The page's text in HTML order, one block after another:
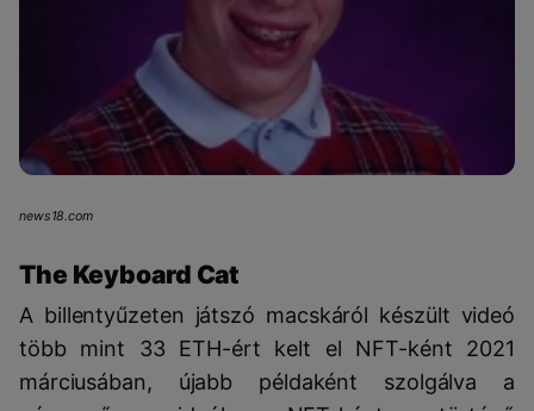
news18.com
The Keyboard Cat
A billentyűzeten játszó macskáról készült videó
több mint 33 ETH-ért kelt el NFT-ként 2021
márciusában, újabb példaként szolgálva a